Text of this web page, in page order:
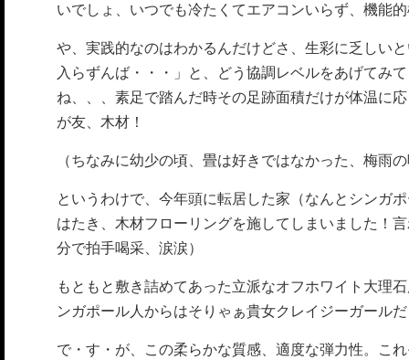
いでしょ、いつでも冷たくてエアコンいらず、機能
や、実践的なのはわかるんだけどさ、生彩に乏しい
入らずんば・・・」と、どう協調レベルをあげてみ
ね、、、素足で踏んだ時その足跡面積だけが体温に
が友、木材！
（ちなみに幼少の頃、畳は好きではなかった、梅雨
というわけで、今年頭に転居した家（なんとシンガ
はたき、木材フローリングを施してしまいました！
分で拍手喝采、涙涙）
もともと敷き詰めてあった立派なオフホワイト大理
ンガポール人からはそりゃぁ貴女クレイジーガール
で・す・が、この柔らかな質感、適度な弾力性。こ